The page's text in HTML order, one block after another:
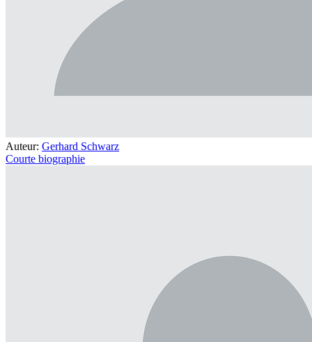
Auteur: Gerhard Schwarz
Courte biographie